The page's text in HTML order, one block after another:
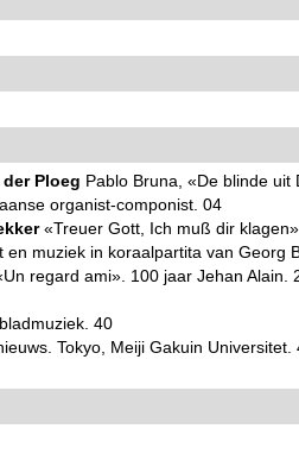
Ploeg Pablo Bruna, «De blinde
organist-componist. 04
«Treuer Gott, Ich muß dir
en muziek in koraalpartita van Georg
regard ami». 100 jaar Jehan Alain.
40
Tokyo, Meiji Gakuin Universitet.